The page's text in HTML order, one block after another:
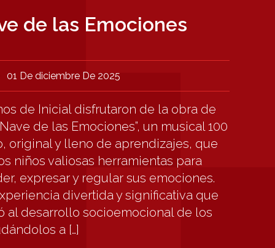
de las Emociones
01 De diciembre De 2025
de Inicial disfrutaron de la obra de
de las Emociones”, un musical 100
original y lleno de aprendizajes, que
niños valiosas herramientas para
expresar y regular sus emociones.
divertida y significativa que
al desarrollo socioemocional de los
a […]